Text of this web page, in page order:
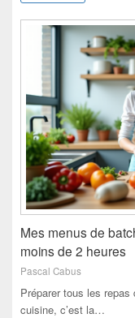
Mes menus de
moins de 2 heures
Pascal Cabus
Préparer tous les
cuisine, c’est la…